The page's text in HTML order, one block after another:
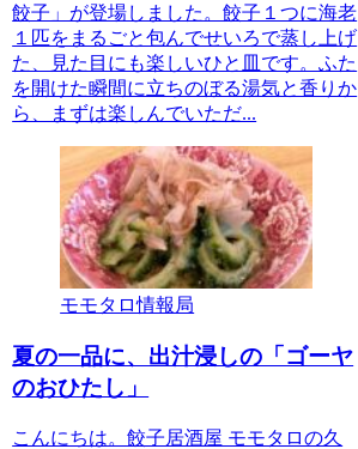
餃子」が登場しました。餃子１つに海老
１匹をまるごと包んでせいろで蒸し上げ
た、見た目にも楽しいひと皿です。ふた
を開けた瞬間に立ちのぼる湯気と香りか
ら、まずは楽しんでいただ...
モモタロ情報局
夏の一品に、出汁浸しの「ゴーヤ
のおひたし」
こんにちは。餃子居酒屋 モモタロの久